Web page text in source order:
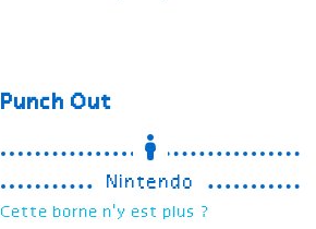
Punch Out
Nintendo
Cette borne n'y est plus ?